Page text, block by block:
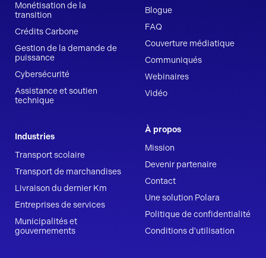
Monétisation de la
transition
Crédits Carbone
Gestion de la demande de
puissance
Cybersécurité
Assistance et soutien
technique
Industries
Transport scolaire
Transport de marchandises
Livraison du dernier Km
Entreprises de services
Municipalités et
gouvernements
Blogue
FAQ
Couverture médiatique
Communiqués
Webinaires
Vidéo
À propos
Mission
Devenir partenaire
Contact
Une solution Polara
Politique de confidentialité
Conditions d'utilisation